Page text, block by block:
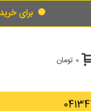
برای خرید قسطی از
0 تومان